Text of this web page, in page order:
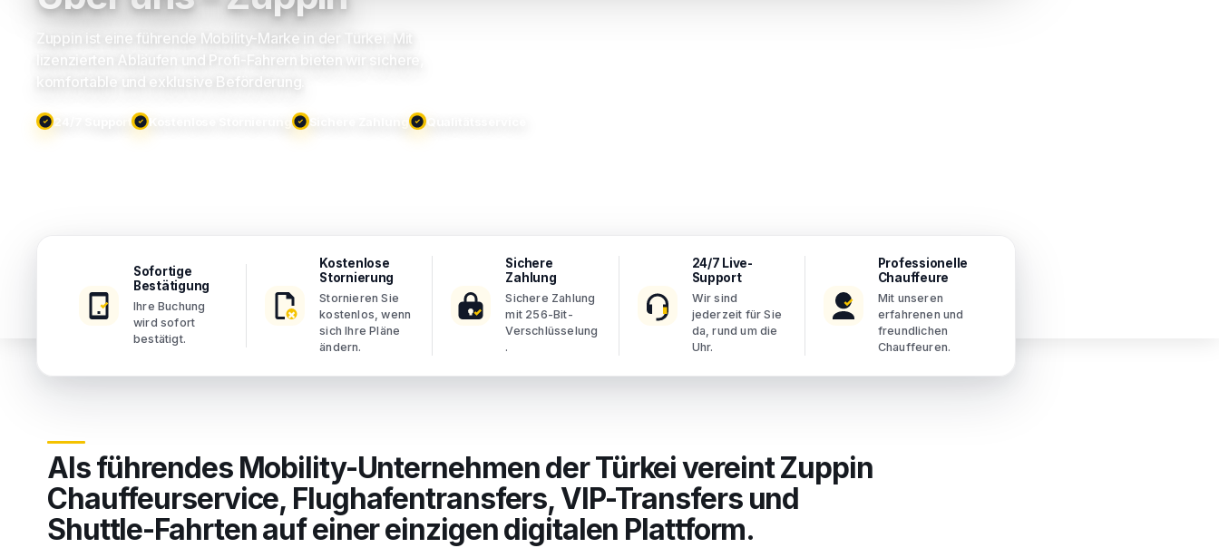
Zuppin ist eine führende Mobility-Marke in der Türkei. Mit
lizenzierten Abläufen und Profi-Fahrern bieten wir sichere,
komfortable und exklusive Beförderung.
24/7 Support Sichere Zahlung Qualitätsservice
Sofortige
Bestätigung
Ihre Buchung
wird sofort
bestätigt.
Kostenlose
Stornierung
Stornieren Sie
kostenlos, wenn
sich Ihre Pläne
ändern.
Sichere
Zahlung
Sichere Zahlung
mit 256-Bit-
Verschlüsselung
.
24/7 Live-
Support
Wir sind
jederzeit für Sie
da, rund um die
Uhr.
Professionelle
Chauffeure
Mit unseren
erfahrenen und
freundlichen
Chauffeuren.
Als führendes Mobility-Unternehmen der Türkei vereint Zuppin
Chauffeurservice, Flughafentransfers, VIP-Transfers und
Shuttle-Fahrten auf einer einzigen digitalen Plattform.